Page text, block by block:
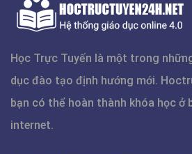
Học Trực Tuyến là một trong
dục đào tạo định hướng mới.
bạn có thể hoàn thành khóa học ở
internet.